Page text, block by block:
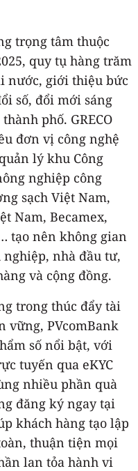
trọng tâm thuộc
quy tụ hàng trăm
nước, giới thiệu bức
số, đổi mới sáng
phố. GRECO
đơn vị công nghệ
lý khu Công
nghiệp công
sạch Việt Nam,
Nam, Becamex,
tạo nên không gian
nhà đầu tư,
và cộng đồng.
trong thúc đẩy tài
vững, PVcomBank
số nổi bật, với
tuyến qua eKYC
nhiều phần quà
đăng ký ngay tại
khách hàng tạo lập
thuận tiện mọi
lan tỏa hành vi